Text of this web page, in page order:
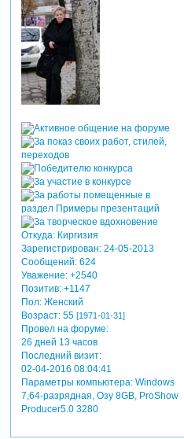
Откуда:Киргизия
Зарегистрирован: 24-05-2013
Сообщений:624
Уважение: +2540
Позитив: +1147
Пол:Женский
Возраст:55 [1971-01-31]
Провел на форуме:
26 дней 13 часов
Последний визит:
02-04-2016 08:04:41
Параметры компьютера:Windows
7,64-разрядная, Озу 8GB, ProShow
Producer5.0 3280